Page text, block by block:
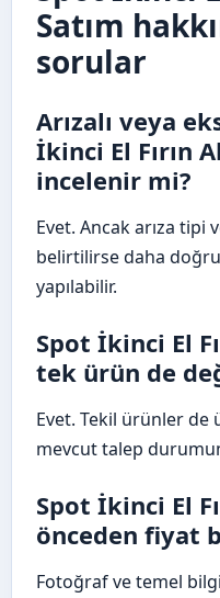
Satım
sorular
Arızalı veya
İkinci El Fırın
incelenir mi?
Evet. Ancak arıza tipi
belirtilirse daha
yapılabilir.
Spot İkinci El
tek ürün de
Evet. Tekil ürünler
mevcut talep
Spot İkinci El
önceden fiyat
Fotoğraf ve temel